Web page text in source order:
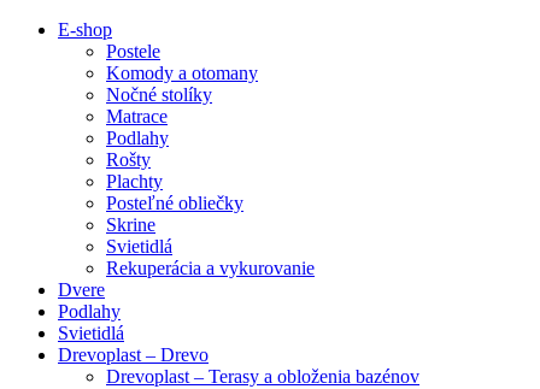
Close
E-shop
Postele
Komody a otomany
Nočné stolíky
Matrace
Podlahy
Rošty
Plachty
Posteľné obliečky
Skrine
Svietidlá
Rekuperácia a vykurovanie
Dvere
Podlahy
Svietidlá
Drevoplast – Drevo
Drevoplast – Terasy a obloženia bazénov